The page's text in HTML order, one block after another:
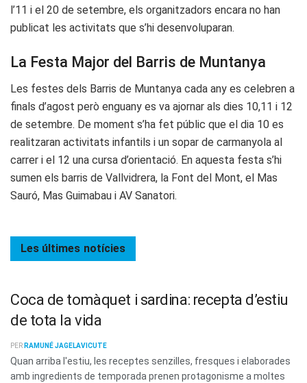
l’11 i el 20 de setembre, els organitzadors encara no han
publicat les activitats que s’hi desenvoluparan.
La Festa Major del Barris de Muntanya
Les festes dels Barris de Muntanya cada any es celebren a
finals d’agost però enguany es va ajornar als dies 10,11 i 12
de setembre. De moment s’ha fet públic que el dia 10 es
realitzaran activitats infantils i un sopar de carmanyola al
carrer i el 12 una cursa d’orientació. En aquesta festa s’hi
sumen els barris de Vallvidrera, la Font del Mont, el Mas
Sauró, Mas Guimabau i AV Sanatori.
Les últimes notícies
Coca de tomàquet i sardina: recepta d’estiu
de tota la vida
PER RAMUNÉ JAGELAVICUTE
Quan arriba l'estiu, les receptes senzilles, fresques i elaborades
amb ingredients de temporada prenen protagonisme a moltes